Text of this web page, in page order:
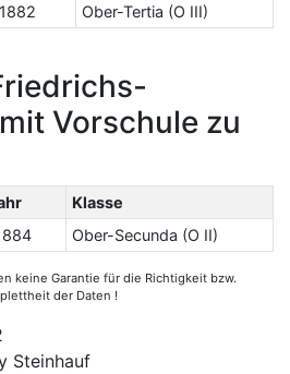
Ober-Tertia (O III)
Vorschule zu
Klasse
Ober-Secunda (O II)
keine Garantie für die Richtigkeit bzw.
der Daten !
Steinhauf